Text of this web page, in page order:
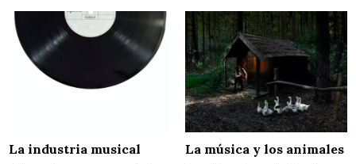
La industria musical La música y los animales